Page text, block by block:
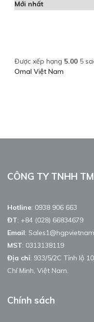
Được xếp hạng 5.00 5
Omal Việt Nam
CÔNG TY TNHH
Hotline: 0938 906 663
ĐT: +84 (028) 66834679
Email:
MST: 0313138119
Địa chỉ: 933/5/2C Tỉnh lộ
Chí Minh, Việt Nam.
Chính sách